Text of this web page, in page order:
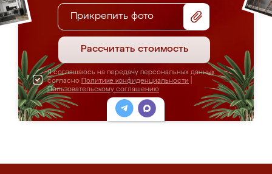
Прикрепить фото
Рассчитать стоимость
Я соглашаюсь на передачу персональных данных
согласно Политике конфиденциальности
Пользовательскому соглашению